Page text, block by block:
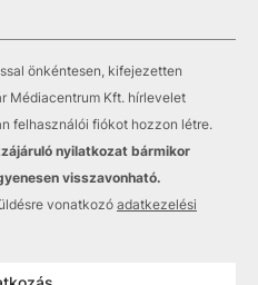
önkéntesen, kifejezetten
Médiacentrum Kft. hírlevelet
felhasználói fiókot hozzon létre.
nyilatkozat bármikor
visszavonható.
vonatkozó adatkezelési